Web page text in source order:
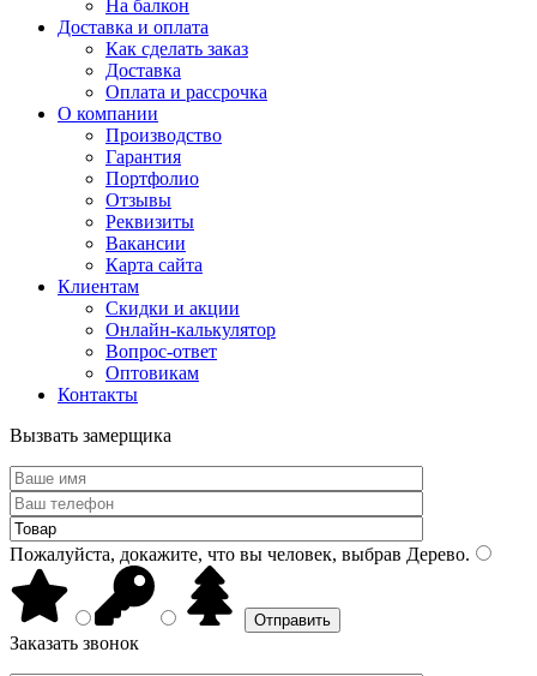
На балкон
Доставка и оплата
Как сделать заказ
Доставка
Оплата и рассрочка
О компании
Производство
Гарантия
Портфолио
Отзывы
Реквизиты
Вакансии
Карта сайта
Клиентам
Скидки и акции
Онлайн-калькулятор
Вопрос-ответ
Оптовикам
Контакты
Вызвать замерщика
Пожалуйста, докажите, что вы человек, выбрав Дерево.
Заказать звонок